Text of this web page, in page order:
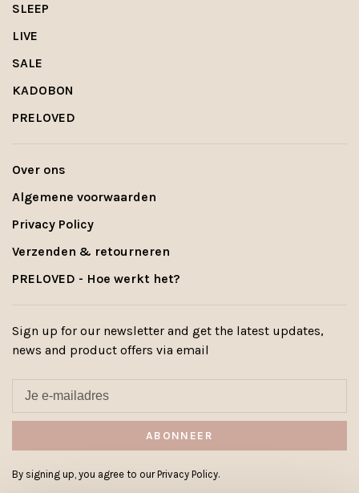
SLEEP
LIVE
SALE
KADOBON
PRELOVED
Over ons
Algemene voorwaarden
Privacy Policy
Verzenden & retourneren
PRELOVED - Hoe werkt het?
Sign up for our newsletter and get the latest updates,
news and product offers via email
ABONNEER
By signing up, you agree to our Privacy Policy.